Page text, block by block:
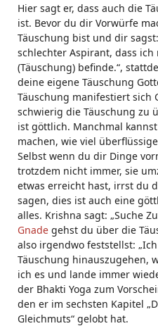
Hier sagt er, dass auch die
ist. Bevor du dir Vorwürfe
Täuschung bist und dir
schlechter Aspirant, dass
(Täuschung) befinde.“,
deine eigene Täuschung
Täuschung manifestiert sich
schwierig die Täuschung zu
ist göttlich. Manchmal
machen, wie viel
Selbst wenn du dir Dinge
trotzdem nicht immer, sie
etwas erreicht hast, irrst du
sagen, dies ist auch eine
alles. Krishna sagt: „Suche
Gnade gehst du über die
also irgendwo feststellst:
Täuschung hinauszugehen,
ich es und lande immer
der Bhakti Yoga zum
den er im sechsten Kapitel
Gleichmuts“ gelobt hat.